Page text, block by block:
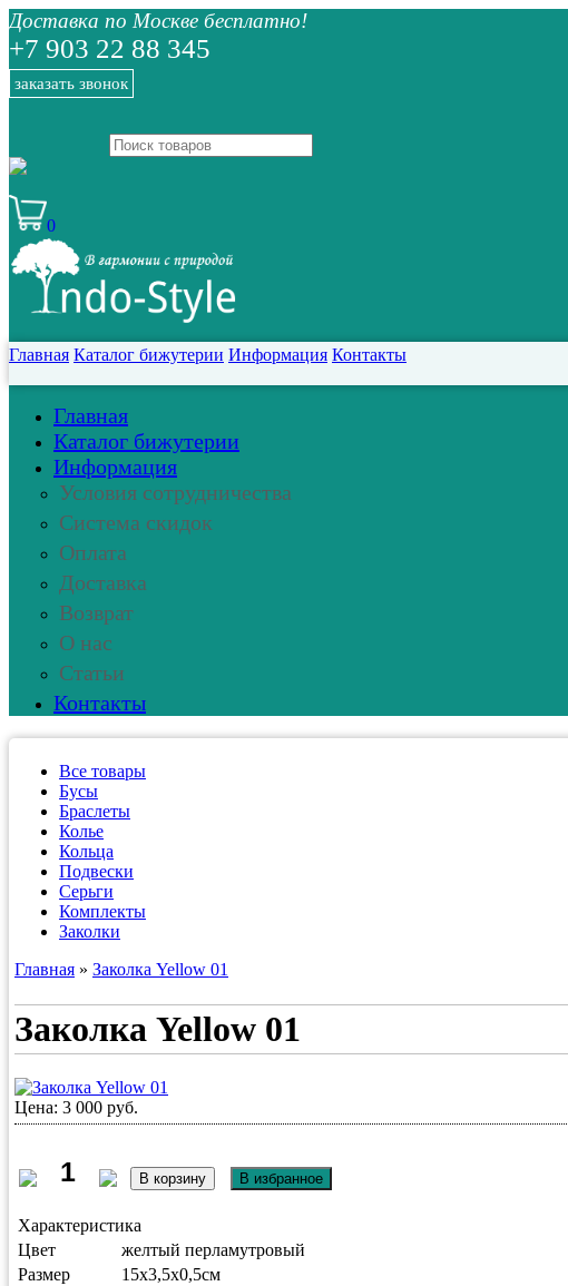
Доставка по Москве бесплатно!
+7 903 22 88 345
заказать звонок
0
Главная Каталог бижутерии Информация Контакты
Главная
Каталог бижутерии
Информация
Условия сотрудничества
Система скидок
Оплата
Доставка
Возврат
О нас
Статьи
Контакты
Все товары
Бусы
Браслеты
Колье
Кольца
Подвески
Серьги
Комплекты
Заколки
Главная » Заколка Yellow 01
Заколка Yellow 01
Цена: 3 000 руб.
Характеристика
Цвет
желтый перламутровый
Размер
15х3,5х0,5см